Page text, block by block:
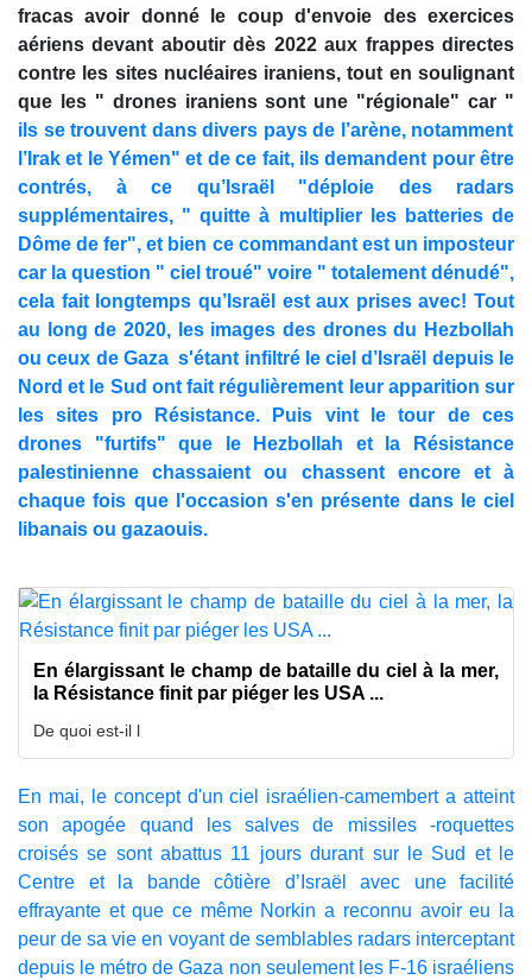
fracas avoir donné le coup d'envoie des exercices
aériens devant aboutir dès 2022 aux frappes directes
contre les sites nucléaires iraniens, tout en soulignant
que les " drones iraniens sont une "régionale" car "
ils se trouvent dans divers pays de l’arène, notamment
l’Irak et le Yémen" et de ce fait, ils demandent pour être
contrés, à ce qu’Israël "déploie des radars
supplémentaires, " quitte à multiplier les batteries de
Dôme de fer", et bien ce commandant est un imposteur
car la question " ciel troué" voire " totalement dénudé",
cela fait longtemps qu’Israël est aux prises avec! Tout
au long de 2020, les images des drones du Hezbollah
ou ceux de Gaza s'étant infiltré le ciel d’Israël depuis le
Nord et le Sud ont fait régulièrement leur apparition sur
les sites pro Résistance. Puis vint le tour de ces
drones "furtifs" que le Hezbollah et la Résistance
palestinienne chassaient ou chassent encore et à
chaque fois que l'occasion s'en présente dans le ciel
libanais ou gazaouis.
En élargissant le champ de bataille du ciel à la mer,
la Résistance finit par piéger les USA ...
De quoi est-il l
En mai, le concept d'un ciel israélien-camembert a atteint
son apogée quand les salves de missiles -roquettes
croisés se sont abattus 11 jours durant sur le Sud et le
Centre et la bande côtière d’Israël avec une facilité
effrayante et que ce même Norkin a reconnu avoir eu la
peur de sa vie en voyant de semblables radars interceptant
depuis le métro de Gaza non seulement les F-16 israéliens